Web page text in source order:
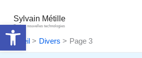
Ouvrir la barre d’outils
contenu
Sylvain Métille
Droit et nouvelles technologies
Accueil Divers Page 3